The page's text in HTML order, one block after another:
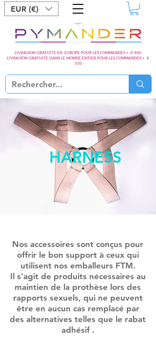
LIVRAISON GRATUITE EN EUROPE POUR LES COMMANDES + € 400
LIVRAISON GRATUITE DANS LE MONDE ENTIER POUR LES COMMANDES + €
550
EUR (€)
HARNESS
Nos accessoires sont conçus pour
offrir le bon support à ceux qui
utilisent nos emballeurs FTM.
Il s'agit de produits nécessaires au
maintien de la prothèse lors des
rapports sexuels, qui ne peuvent
être en aucun cas remplacé par
des alternatives telles que le rabat
adhésif.